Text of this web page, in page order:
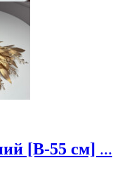
[В-55 см] ...